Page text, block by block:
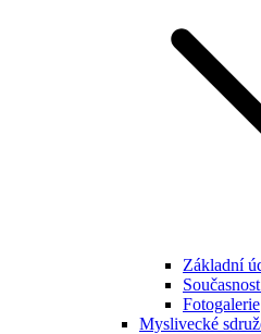
Základní
Fotogalerie
Myslivecké